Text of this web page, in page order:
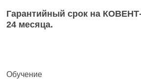
Гарантийный срок на
24 месяца.
Обучение